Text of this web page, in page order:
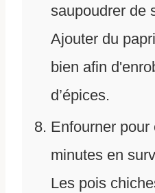
saupoudrer de
Ajouter du
bien afin
d’épices.
Enfourner pour
minutes en
Les pois